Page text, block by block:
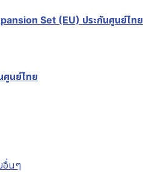
Set (EU) ประกันศูนย์ไทย
ศูนย์ไทย
อื่นๆ